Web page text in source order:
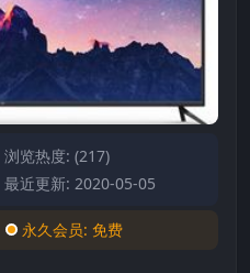
浏览热度: (217)
最近更新: 2020-05-05
永久会员: 免费